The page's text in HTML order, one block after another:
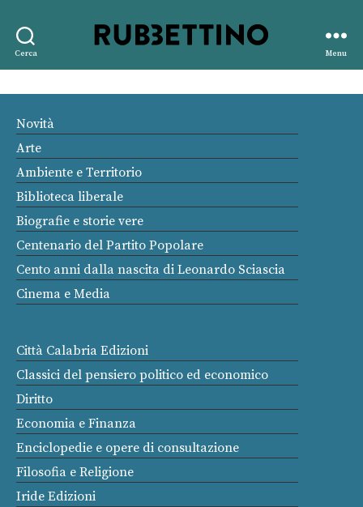
Cerca
editore
Menu
Novità
Arte
Ambiente e Territorio
Biblioteca liberale
Biografie e storie vere
Centenario del Partito Popolare
Cento anni dalla nascita di Leonardo Sciascia
Cinema e Media
Città Calabria Edizioni
Classici del pensiero politico ed economico
Diritto
Economia e Finanza
Enciclopedie e opere di consultazione
Filosofia e Religione
Iride Edizioni